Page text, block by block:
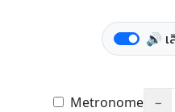
🔊 เ
Metronome −